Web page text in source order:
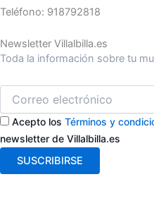
Teléfono: 918792818
Newsletter Villalbilla.es
Toda la información sobre tu
Acepto los Términos y
newsletter de Villalbilla.es
SUSCRIBIRSE